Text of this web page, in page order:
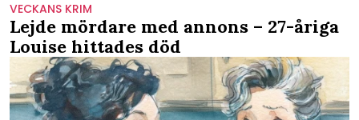
VECKANS KRIM
Lejde mördare med annons – 27-åriga
Louise hittades död